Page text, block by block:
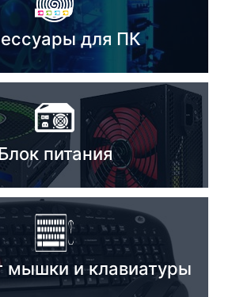
питания
для ПК
питания
мышки и клавиатуры